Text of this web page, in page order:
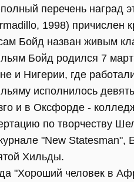
перечень наград
1998) причислен
Бойд назван живым
Бойд родился 7
и Нигерии, где
исполнилось
и в Оксфорде -
по творчеству
"New Statesman",
Хильды.
"Хороший человек в